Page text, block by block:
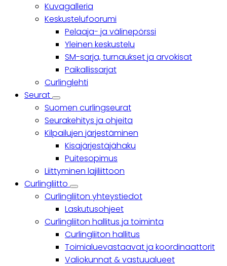
Kuvagalleria
Keskustelufoorumi
Pelaaja- ja välinepörssi
Yleinen keskustelu
SM-sarja, turnaukset ja arvokisat
Paikallissarjat
Curlinglehti
Seurat
Seurat
sub-
navigation
Suomen curlingseurat
Seurakehitys ja ohjeita
Kilpailujen järjestäminen
Kisajärjestäjähaku
Puitesopimus
Liittyminen lajiliittoon
Curlingliitto
Curlingliitto
sub-
navigation
Curlingliiton yhteystiedot
Laskutusohjeet
Curlingliiton hallitus ja toiminta
Curlingliiton hallitus
Toimialuevastaavat ja koordinaattorit
Valiokunnat & vastuualueet